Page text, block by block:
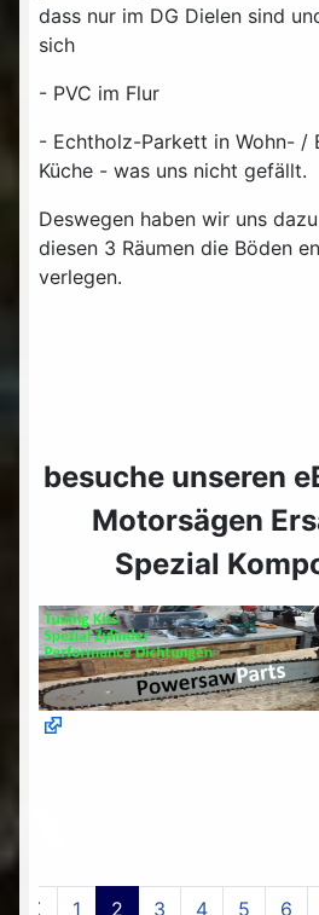
dass nur im DG Dielen sind
sich
- PVC im Flur
- Echtholz-Parkett in Wohn- /
Küche - was uns nicht gefällt.
Deswegen haben wir uns
diesen 3 Räumen die Böden
verlegen.
besuche unseren
Motorsägen
Spezial
1 2 3 4 5 6